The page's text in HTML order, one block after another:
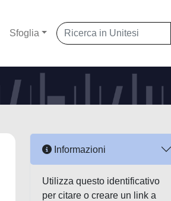
Sfoglia
Informazioni
Utilizza questo identificativo
per citare o creare un link a